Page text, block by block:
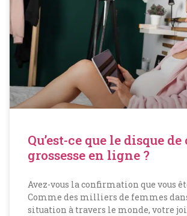
Qu’est-ce que le disque
grossesse en ligne ?
Avez-vous la confirmation que vous
Comme des milliers de femmes
situation à travers le monde, votre